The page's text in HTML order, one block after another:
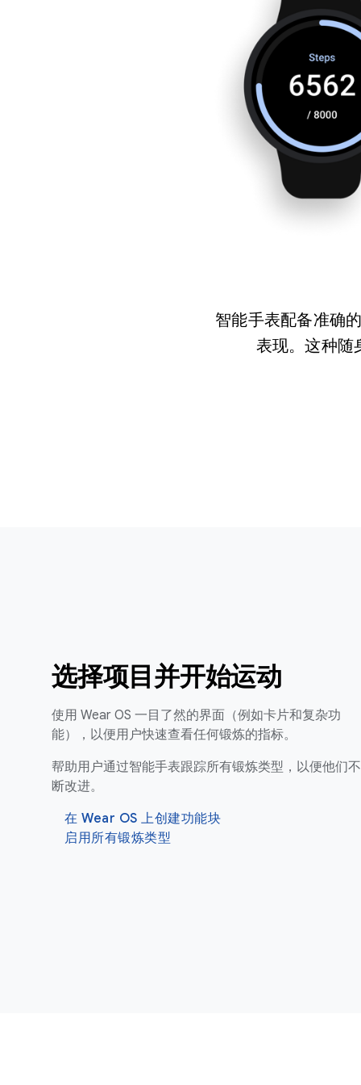
智能手表配备准确
表现。这种随
选择项目并开始运动
使用 Wear OS 一目了然的界面（例如卡片和复杂功
能），以便用户快速查看任何锻炼的指标。
帮助用户通过智能手表跟踪所有锻炼类型，以便他们不
断改进。
在 Wear OS 上创建功能块
启用所有锻炼类型